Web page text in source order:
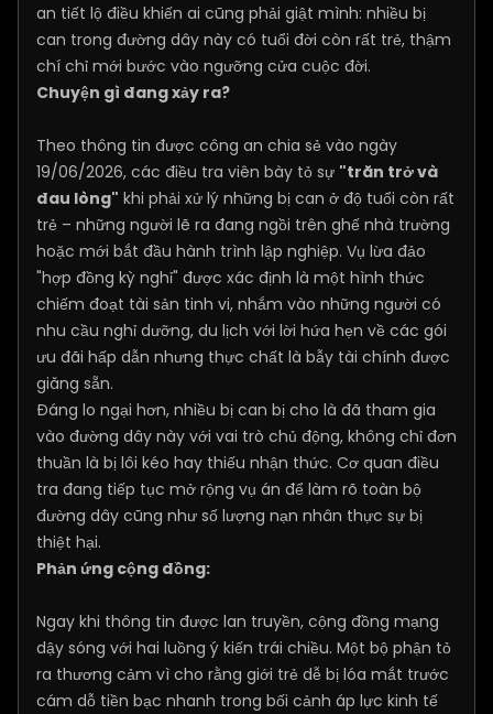
an tiết lộ điều khiến ai cũng phải giật mình: nhiều bị
can trong đường dây này có tuổi đời còn rất trẻ, thậm
chí chỉ mới bước vào ngưỡng cửa cuộc đời.
Chuyện gì đang xảy ra?
Theo thông tin được công an chia sẻ vào ngày
19/06/2026, các điều tra viên bày tỏ sự "trăn trở và
đau lòng" khi phải xử lý những bị can ở độ tuổi còn rất
trẻ – những người lẽ ra đang ngồi trên ghế nhà trường
hoặc mới bắt đầu hành trình lập nghiệp. Vụ lừa đảo
"hợp đồng kỳ nghỉ" được xác định là một hình thức
chiếm đoạt tài sản tinh vi, nhắm vào những người có
nhu cầu nghỉ dưỡng, du lịch với lời hứa hẹn về các gói
ưu đãi hấp dẫn nhưng thực chất là bẫy tài chính được
giăng sẵn.
Đáng lo ngại hơn, nhiều bị can bị cho là đã tham gia
vào đường dây này với vai trò chủ động, không chỉ đơn
thuần là bị lôi kéo hay thiếu nhận thức. Cơ quan điều
tra đang tiếp tục mở rộng vụ án để làm rõ toàn bộ
đường dây cũng như số lượng nạn nhân thực sự bị
thiệt hại.
Phản ứng cộng đồng:
Ngay khi thông tin được lan truyền, cộng đồng mạng
dậy sóng với hai luồng ý kiến trái chiều. Một bộ phận tỏ
ra thương cảm vì cho rằng giới trẻ dễ bị lóa mắt trước
cám dỗ tiền bạc nhanh trong bối cảnh áp lực kinh tế